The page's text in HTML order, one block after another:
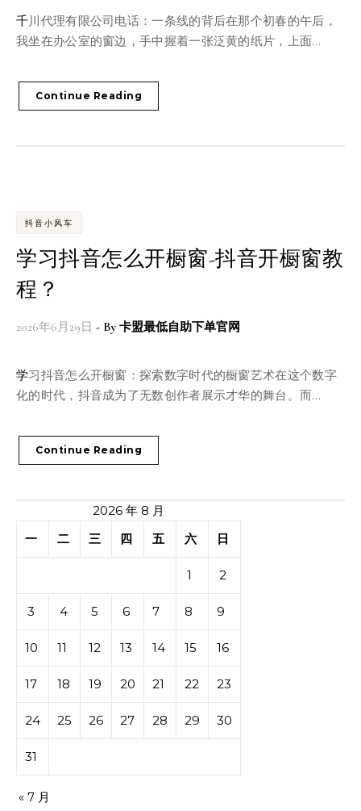
千川代理有限公司电话：一条线的背后在那个初春的午后，
我坐在办公室的窗边，手中握着一张泛黄的纸片，上面…
Continue Reading
抖音小风车
学习抖音怎么开橱窗-抖音开橱窗教
程？
2026年6月29日 - By 卡盟最低自助下单官网
学习抖音怎么开橱窗：探索数字时代的橱窗艺术在这个数字
化的时代，抖音成为了无数创作者展示才华的舞台。而…
Continue Reading
2026 年 8 月
一
二 三 四 五 六 日
1 2
3 4 5 6 7 8 9
10 11 12 13 14 15 16
17 18 19 20 21 22 23
24 25 26 27 28 29 30
31
« 7 月